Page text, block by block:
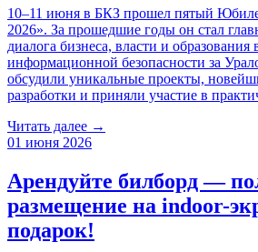
10–11 июня в БКЗ прошел пятый
2026». За прошедшие годы он стал
диалога бизнеса, власти и образования
информационной безопасности за
обсудили уникальные проекты,
разработки и приняли участие в
Читать далее →
01 июня 2026
Арендуйте билборд —
размещение на indoor-
подарок!